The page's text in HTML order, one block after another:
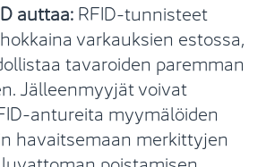
auttaa:RFID-tunnisteet
varkauksien estossa,
tavaroiden paremman
Jälleenmyyjät voivat
antureita myymälöiden
havaitsemaan merkittyjen